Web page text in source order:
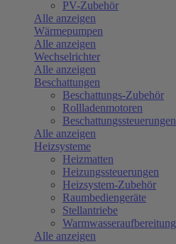
PV-Zubehör
Alle anzeigen
Wärmepumpen
Alle anzeigen
Wechselrichter
Alle anzeigen
Beschattungen
Beschattungs-Zubehör
Rollladenmotoren
Beschattungssteuerungen
Alle anzeigen
Heizsysteme
Heizmatten
Heizungssteuerungen
Heizsystem-Zubehör
Raumbediengeräte
Stellantriebe
Warmwasseraufbereitung
Alle anzeigen